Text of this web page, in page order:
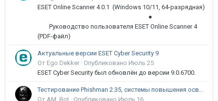
ESET Online Scanner 4.0.1 (Windows 10/11, 64-разрядная)
●
Руководство пользователя ESET Online Scanner 4
(PDF-файл)
Актуальные версии ESET Cyber Security 9
От Ego Dekker · Опубликовано Июль 25
ESET Cyber Security был обновлён до версии 9.0.6700.
Тестирование Phishman 2.35, системы повышения осведомлённости пользователей в сфере ИБ
От AM_Bot · Опубликовано Июль 16